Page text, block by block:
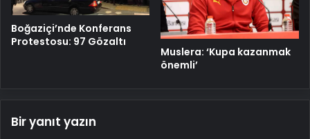
Boğaziçi’nde Konferans
Protestosu: 97 Gözaltı
Muslera: ‘Kupa kazanmak
önemli’
Bir yanıt yazın